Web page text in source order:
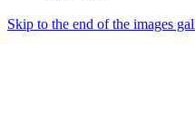
Skip to the end of the images